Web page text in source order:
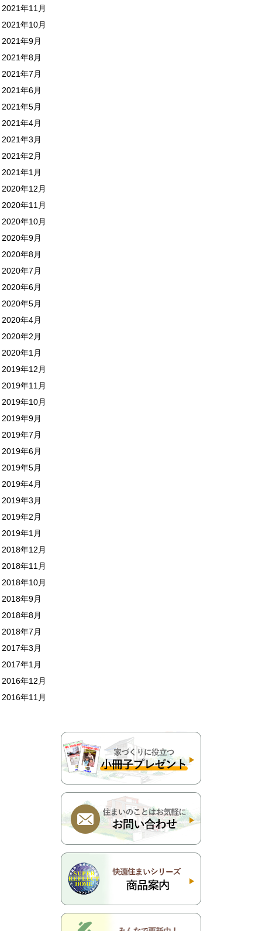
2021年11月
2021年10月
2021年9月
2021年8月
2021年7月
2021年6月
2021年5月
2021年4月
2021年3月
2021年2月
2021年1月
2020年12月
2020年11月
2020年10月
2020年9月
2020年8月
2020年7月
2020年6月
2020年5月
2020年4月
2020年2月
2020年1月
2019年12月
2019年11月
2019年10月
2019年9月
2019年7月
2019年6月
2019年5月
2019年4月
2019年3月
2019年2月
2019年1月
2018年12月
2018年11月
2018年10月
2018年9月
2018年8月
2018年7月
2017年3月
2017年1月
2016年12月
2016年11月